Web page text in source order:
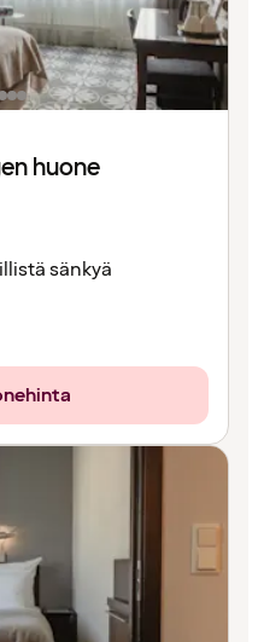
huone
sänkyä